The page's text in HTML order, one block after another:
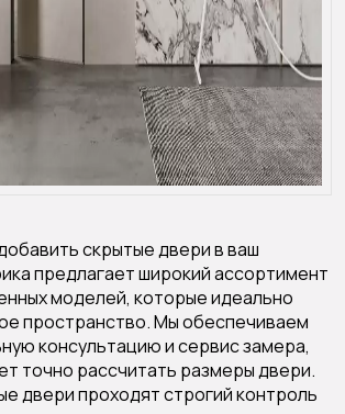
скрытые двери в ваш
предлагает широкий ассортимент
моделей, которые идеально
пространство. Мы обеспечиваем
консультацию и сервис замера,
точно рассчитать размеры двери.
двери проходят строгий контроль